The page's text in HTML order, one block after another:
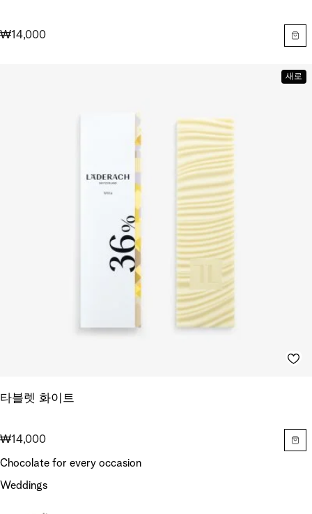
₩14,000
새로
타블렛 화이트
₩14,000
Chocolate for every occasion
Weddings